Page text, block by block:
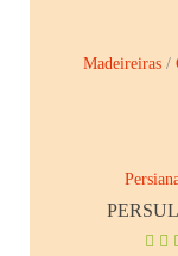
Madeireiras /